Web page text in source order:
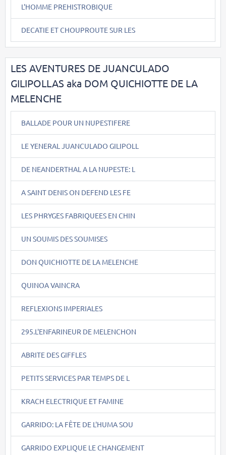
L'HOMME PREHISTROBIQUE
DECATIE ET CHOUPROUTE SUR LES
LES AVENTURES DE JUANCULADO
GILIPOLLAS aka DOM QUICHIOTTE DE LA
MELENCHE
BALLADE POUR UN NUPESTIFERE
LE YENERAL JUANCULADO GILIPOLL
DE NEANDERTHAL A LA NUPESTE: L
A SAINT DENIS ON DEFEND LES FE
LES PHRYGES FABRIQUEES EN CHIN
UN SOUMIS DES SOUMISES
DON QUICHIOTTE DE LA MELENCHE
QUINOA VAINCRA
REFLEXIONS IMPERIALES
295.L'ENFARINEUR DE MELENCHON
ABRITE DES GIFFLES
PETITS SERVICES PAR TEMPS DE L
KRACH ELECTRIQUE ET FAMINE
GARRIDO: LA FÊTE DE L'HUMA SOU
GARRIDO EXPLIQUE LE CHANGEMENT